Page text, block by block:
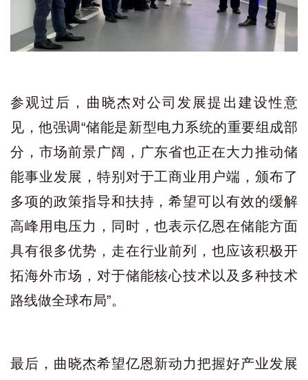
参观过后，曲晓杰对公司发展提出建设性意
见，他强调“储能是新型电力系统的重要组成部
分，市场前景广阔，广东省也正在大力推动储
能事业发展，特别对于工商业用户端，颁布了
多项的政策指导和扶持，希望可以有效的缓解
高峰用电压力，同时，也表示亿恩在储能方面
具有很多优势，走在行业前列，也应该积极开
拓海外市场，对于储能核心技术以及多种技术
路线做全球布局”。
最后，曲晓杰希望亿恩新动力把握好产业发展